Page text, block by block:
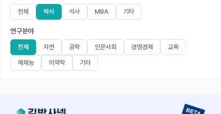
홍보 게시판
유학교육
이벤트
전체 박사 석사 MBA 기타
연구분야
전체 자연 공학 인문사회 경영경제 교육
예체능 의약학 기타